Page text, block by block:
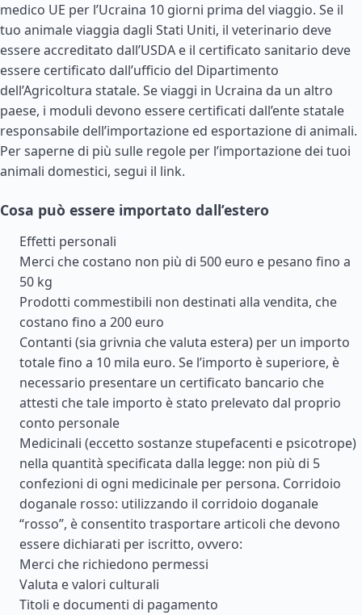
medico UE per l’Ucraina 10 giorni prima del viaggio. Se il
tuo animale viaggia dagli Stati Uniti, il veterinario deve
essere accreditato dall’USDA e il certificato sanitario deve
essere certificato dall’ufficio del Dipartimento
dell’Agricoltura statale. Se viaggi in Ucraina da un altro
paese, i moduli devono essere certificati dall’ente statale
responsabile dell’importazione ed esportazione di animali.
Per saperne di più sulle regole per l’importazione dei tuoi
animali domestici, segui il link.
Cosa può essere importato dall’estero
Effetti personali
Merci che costano non più di 500 euro e pesano fino a
50 kg
Prodotti commestibili non destinati alla vendita, che
costano fino a 200 euro
Contanti (sia grivnia che valuta estera) per un importo
totale fino a 10 mila euro. Se l’importo è superiore, è
necessario presentare un certificato bancario che
attesti che tale importo è stato prelevato dal proprio
conto personale
Medicinali (eccetto sostanze stupefacenti e psicotrope)
nella quantità specificata dalla legge: non più di 5
confezioni di ogni medicinale per persona. Corridoio
doganale rosso: utilizzando il corridoio doganale
“rosso”, è consentito trasportare articoli che devono
essere dichiarati per iscritto, ovvero:
Merci che richiedono permessi
Valuta e valori culturali
Titoli e documenti di pagamento